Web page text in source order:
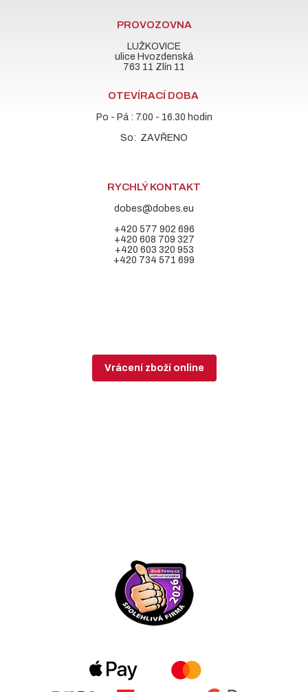
PROVOZOVNA
LUŽKOVICE
ulice Hvozdenská
763 11 Zlín 11
OTEVÍRACÍ DOBA
Po - Pá : 7.00 - 16.30 hodin
So: ZAVŘENO
RYCHLÝ KONTAKT
dobes@dobes.eu
+420 577 902 696
+420 608 709 327
+420 603 320 953
+420 734 571 699
Vrácení zboží online